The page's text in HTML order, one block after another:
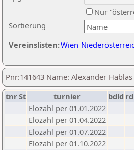
Sortierung
Nur
Vereinslisten:Wien
Pnr:141643 Name: Alexander Hablas
tnrSt turnier bdld rd
Elozahl per 01.01.2022
Elozahl per 01.04.2022
Elozahl per 01.07.2022
Elozahl per 01.10.2022